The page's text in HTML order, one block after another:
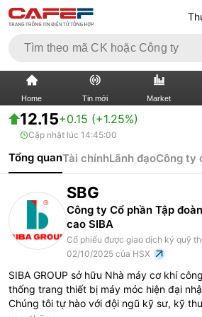
Home Tin mới Market
TIN MỚI
BẤT ĐỘNG SẢN
TÀI CHÍNH NGÂN HÀNG
KINH TẾ VĨ MÔ
THỊ TRƯỜNG
12.15+0.15 (+1.25%)
Cập nhật lúc 14:45:00
Tổng quanTài chínhLãnh đạoCông ty
SBG
Công ty Cổ phần Tập
cao SIBA
Cổ phiếu được giao dịch ký quỹ
02/10/2025 của HSX
SIBA GROUP sở hữu Nhà máy cơ khí
thống trang thiết bị máy móc hiện đại
Chúng tôi tự hào với đội ngũ kỹ sư, kỹ